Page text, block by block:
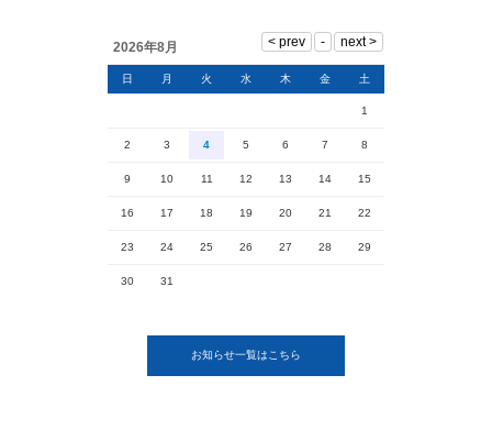
2026年8月
日 月 火 水 木 金 土
1
2 3 4 5 6 7 8
9 10 11 12 13 14 15
16 17 18 19 20 21 22
23 24 25 26 27 28 29
30 31
お知らせ一覧はこちら